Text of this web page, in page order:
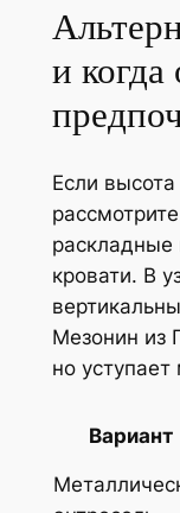
и когда
Если
кровати. В
Мезонин из
но
Вариант